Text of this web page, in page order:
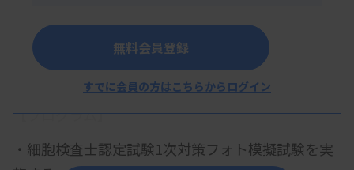
概 要
【プログラム】
・ 細胞検査士認定試験1次対策フォト模擬試験を実
無料会員登録
すでに会員の方はこちらからログイン